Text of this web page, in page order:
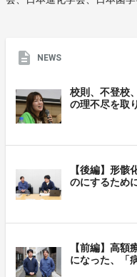
NEWS
校則、不登校
の理不尽を取
【後編】形骸
のにするため
【前編】高
になった、「